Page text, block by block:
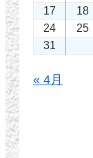
17
18
24
25
31
« 4月